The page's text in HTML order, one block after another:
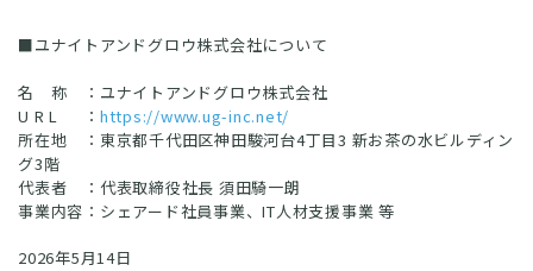
■ユナイトアンドグロウ株式会社について
名 称 ：ユナイトアンドグロウ株式会社
U R L ： https://www.ug-inc.net/
所在地 ：東京都千代田区神田駿河台4丁目3 新お茶の水ビルディン
グ3階
代表者 ：代表取締役社長 須田騎一朗
事業内容：シェアード社員事業、IT人材支援事業 等
2026年5月14日